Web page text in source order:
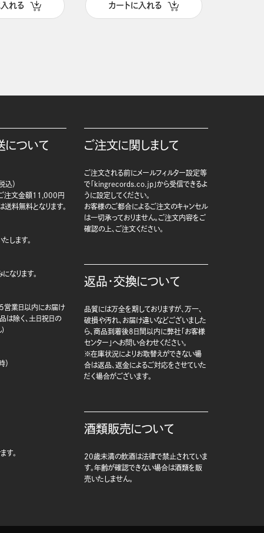
れる カートに入れる
について
込）
注文金額11,000円
送料無料となります。
します。
なります。
営業日以内にお届け
は除く、土日祝日の
)
）
す。
ご注文に関しまして
ご注文される前にメールフィルター設定等
で「kingrecords.co.jp」から受信できるよ
うに設定してください。
お客様のご都合によるご注文のキャンセル
は一切承っておりません。ご注文内容をご
確認の上、ご注文ください。
返品・交換について
品質には万全を期しておりますが、万一、
破損や汚れ、お届け違いなどございました
ら、商品到着後8日間以内に弊社「お客様
センター」へお問い合わせください。
※在庫状況によりお取替えができない場
合は返品、返金によるご対応をさせていた
だく場合がございます。
酒類販売について
20歳未満の飲酒は法律で禁止されていま
す。年齢が確認できない場合は酒類を販
売いたしません。